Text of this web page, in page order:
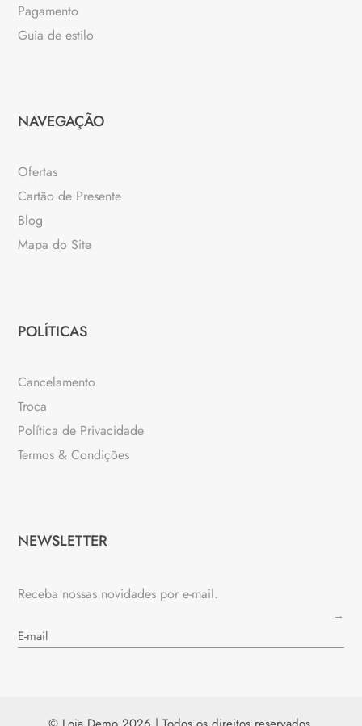
Pagamento
Guia de estilo
NAVEGAÇÃO
Ofertas
Cartão de Presente
Blog
Mapa do Site
POLÍTICAS
Cancelamento
Troca
Política de Privacidade
Termos & Condições
NEWSLETTER
Receba nossas novidades por e-mail.
→